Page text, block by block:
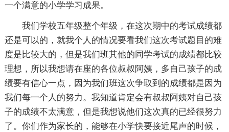
一个满意的小学学习成果。
我们学校五年级整个年级，在这次期中的考试成绩都
还是可以的，就我个人的情况要看我们这次考试题目的难
度是比较大的，但是我们班其他的同学考试的成绩都比较
理想，所以我想请在座的各位叔叔阿姨，多自己孩子的成
绩要有信心一点，因为我们班这次争取到的成绩都是因为
我们每一个人的努力。我知道肯定会有叔叔阿姨对自己孩
子的成绩不太满意，但是我想说他们这次真的已经很努力
了。你们作为家长的，能够在小学快要接近尾声的时候，